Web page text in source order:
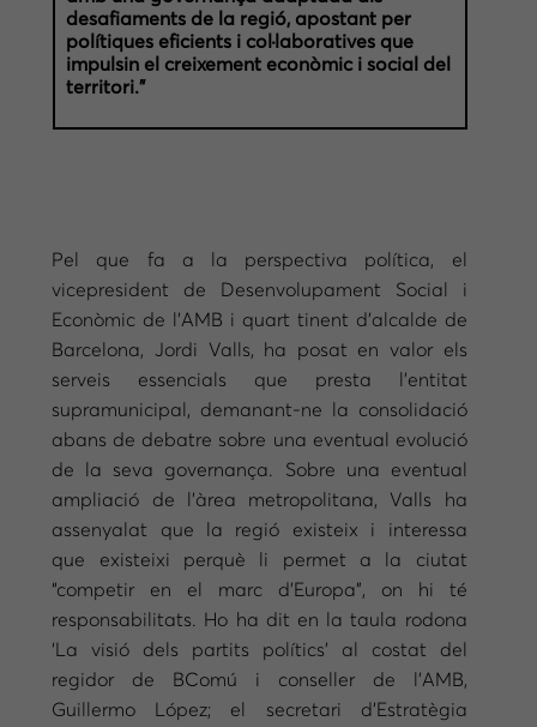
desafiaments de la regió, apostant per
polítiques eficients i col·laboratives que
impulsin el creixement econòmic i social del
territori.”
Pel que fa a la perspectiva política, el
vicepresident de Desenvolupament Social i
Econòmic de l’AMB i quart tinent d’alcalde de
Barcelona, Jordi Valls, ha posat en valor els
serveis essencials que presta l’entitat
supramunicipal, demanant-ne la consolidació
abans de debatre sobre una eventual evolució
de la seva governança. Sobre una eventual
ampliació de l’àrea metropolitana, Valls ha
assenyalat que la regió existeix i interessa
que existeixi perquè li permet a la ciutat
“competir en el marc d’Europa”, on hi té
responsabilitats. Ho ha dit en la taula rodona
‘La visió dels partits polítics’ al costat del
regidor de BComú i conseller de l’AMB,
Guillermo López; el secretari d’Estratègia